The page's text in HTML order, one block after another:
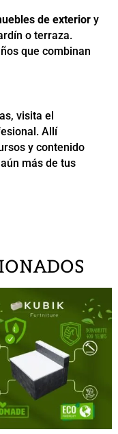
de exteriory
o terraza.
que combinan
visita el
Allí
y contenido
más de tus